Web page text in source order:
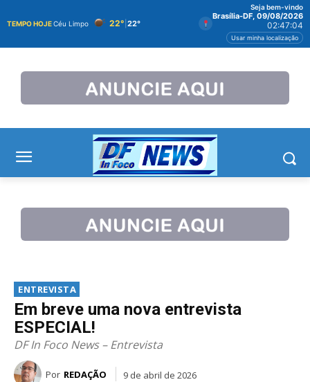
TEMPO HOJECéu Limpo 22° 22°
Seja bem-vindo
Brasília-DF, 09/08/2026
02:47:04
Usar minha localização
ENTREVISTA
Em breve uma nova entrevista
ESPECIAL!
DF In Foco News – Entrevista
Por REDAÇÃO 9 de abril de 2026